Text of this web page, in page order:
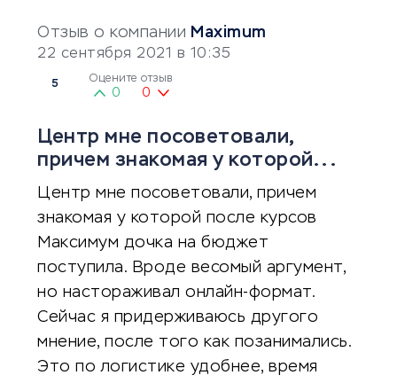
Отзыв о компании Maximum
22 сентября 2021 в 10:35
5 Оцените отзыв
0 0
Центр мне посоветовали,
причем знакомая у которой...
Центр мне посоветовали, причем
знакомая у которой после курсов
Максимум дочка на бюджет
поступила. Вроде весомый аргумент,
но настораживал онлайн-формат.
Сейчас я придерживаюсь другого
мнение, после того как позанимались.
Это по логистике удобнее, время